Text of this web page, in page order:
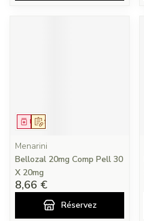
Sur prescription
Médicament
Menarini
Bellozal 20mg Comp Pell 30
X 20mg
8,66 €
Réservez